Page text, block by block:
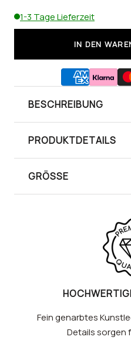
1-3 Tage Lieferzeit
IN DEN
BESCHREIBUNG
PRODUKTDETAILS
GRÖSSE
Fein genarbtes
Details sorgen